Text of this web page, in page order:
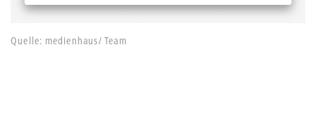
Quelle: medienhaus/ Team